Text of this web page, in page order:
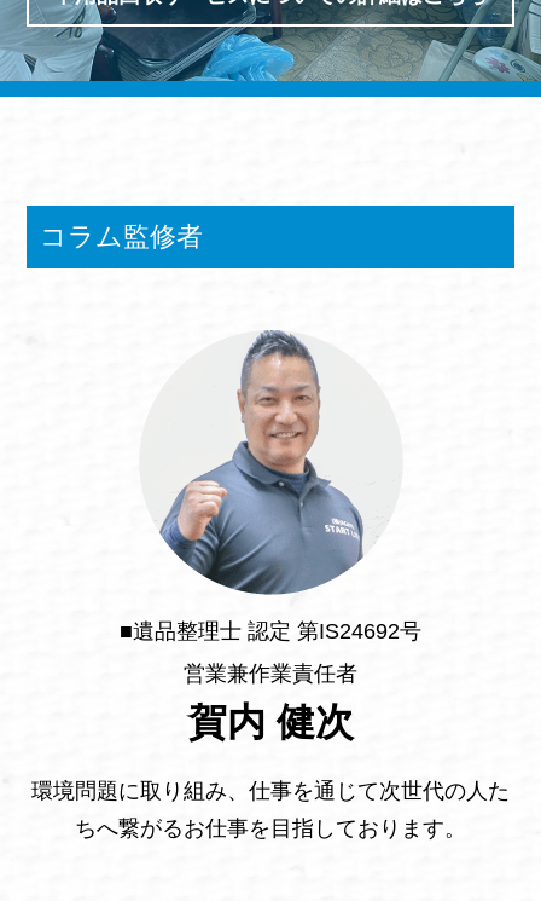
コラム監修者
■遺品整理士 認定 第IS24692号
営業兼作業責任者
賀内 健次
環境問題に取り組み、仕事を通じて次世代の人た
ちへ繋がるお仕事を目指しております。